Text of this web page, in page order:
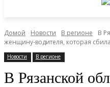
Домой Новости В регионе
В
женщину-водителя, которая
Новости В регионе
В Рязанской